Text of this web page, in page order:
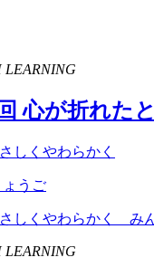
LEARNING
回 心が折れた
しくやわらかく
ょうご
しくやわらかく み
LEARNING